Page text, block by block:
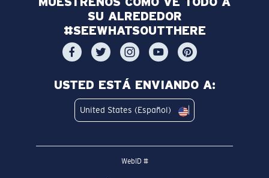
SU ALREDEDOR
#SEEWHATSOUTTHERE
USTED ESTÁ ENVIANDO A:
United States (Español)
WebID #